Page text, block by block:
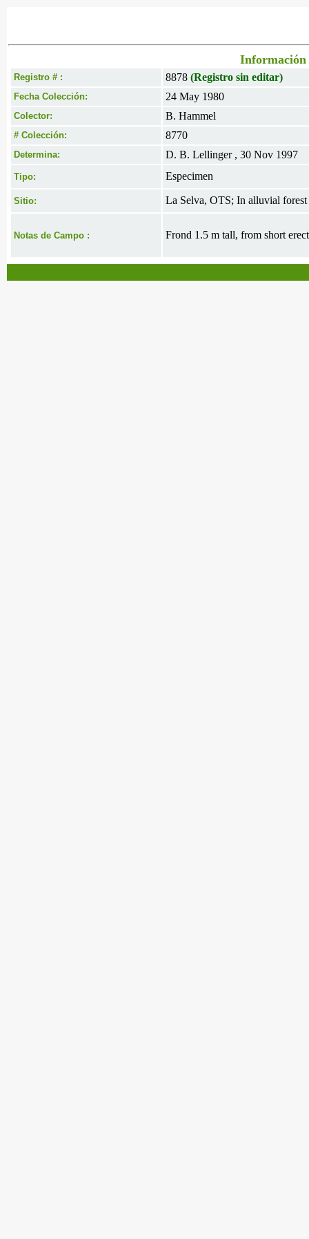
Información
Registro # : 8878 (Registro sin editar)
Fecha Colección: 24 May 1980
Colector: B. Hammel
# Colección: 8770
Determina: D. B. Lellinger , 30 Nov 1997
Tipo: Especimen
Sitio: La Selva, OTS; In alluvial
Notas de Campo : Frond 1.5 m tall, from short